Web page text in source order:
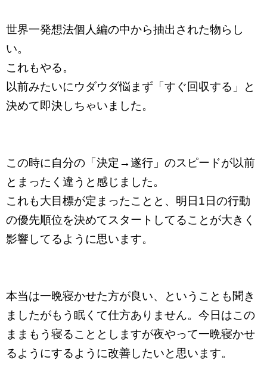
世界一発想法個人編の中から抽出された物らし
い。
これもやる。
以前みたいにウダウダ悩まず「すぐ回収する」と
決めて即決しちゃいました。
この時に自分の「決定→遂行」のスピードが以前
とまったく違うと感じました。
これも大目標が定まったことと、明日1日の行動
の優先順位を決めてスタートしてることが大きく
影響してるように思います。
本当は一晩寝かせた方が良い、ということも聞き
ましたがもう眠くて仕方ありません。今日はこの
ままもう寝ることとしますが夜やって一晩寝かせ
るようにするように改善したいと思います。